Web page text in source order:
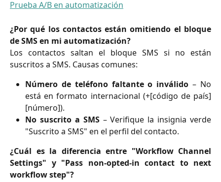
Prueba A/B en automatización
¿Por qué los contactos están omitiendo el bloque
de SMS en mi automatización?
Los contactos saltan el bloque SMS si no están
suscritos a SMS. Causas comunes:
Número de teléfono faltante o inválido – No
está en formato internacional (+[código de país]
[número]).
No suscrito a SMS– Verifique la insignia verde
"Suscrito a SMS" en el perfil del contacto.
¿Cuál es la diferencia entre "Workflow Channel
Settings" y "Pass non-opted-in contact to next
workflow step"?